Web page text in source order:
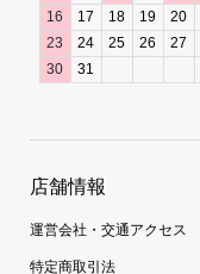
16
17 18 19 20
23
24 25 26 27
30
31
店舗情報
運営会社・交通アクセス
特定商取引法